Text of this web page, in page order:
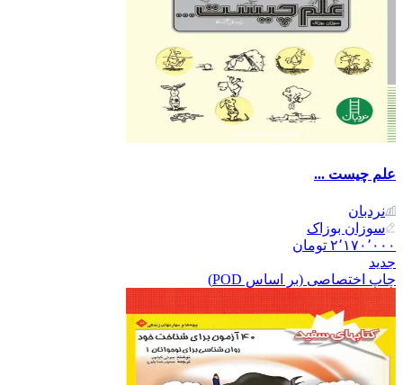
علم چیست ...
نردبان
سوزان بوزاک
۲٬۱۷۰٬۰۰۰ تومان
جدید
چاپ اختصاصی (بر اساس POD)